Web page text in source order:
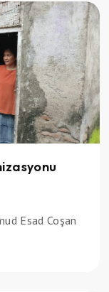
Esad Coşan